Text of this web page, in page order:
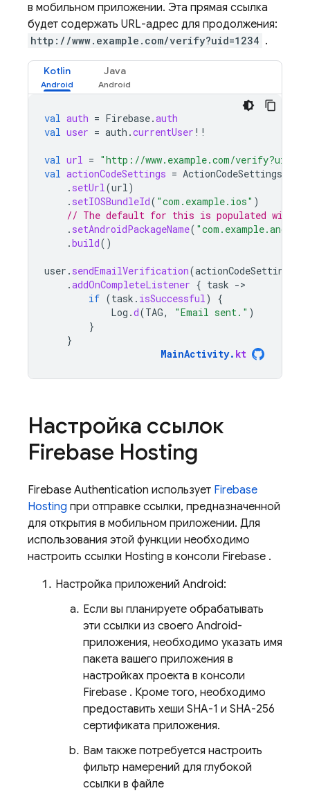
в мобильном приложении. Эта прямая ссылка
будет содержать URL-адрес для продолжения:
http://www.example.com/verify?uid=1234 .
Kotlin Java
val auth = Firebase.auth
val user = auth .currentUser !!
val url = "http://www.example.com/verify?uid="
val actionCodeSettings = ActionCodeSettings
. setUrl(url)
. setIOSBundleId( "com.example.ios" )
// The default for this is populated with the
. setAndroidPackageName(
.build()
user . sendEmailVerification(actionCodeSettings
.addOnCompleteListener { task -
if (task . isSuccessful)
{
Log .d(TAG, "Email sent." )
}
}
MainActivity. kt
Настройка ссылок
Firebase Hosting
Firebase Authentication использует Firebase
Hosting при отправке ссылки, предназначенной
для открытия в мобильном приложении. Для
использования этой функции необходимо
настроить ссылки Hosting в консоли Firebase .
Настройка приложений Android:
Если вы планируете обрабатывать
эти ссылки из своего Android-
приложения, необходимо указать имя
пакета вашего приложения в
настройках проекта в консоли
Firebase . Кроме того, необходимо
предоставить хеши SHA-1 и SHA-256
сертификата приложения.
Вам также потребуется настроить
фильтр намерений для глубокой
ссылки в файле